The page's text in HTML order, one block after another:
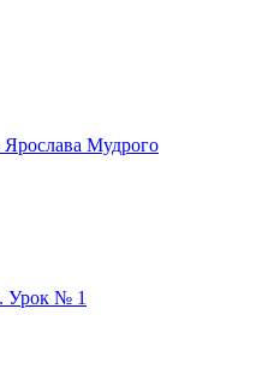
Ярослава Мудрого
Урок № 1